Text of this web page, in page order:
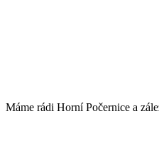
Máme rádi Horní Počernice a